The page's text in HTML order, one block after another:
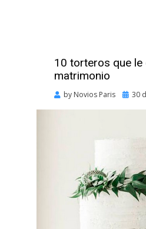
10 torteros que le
matrimonio
by Novios Paris
Posted
30